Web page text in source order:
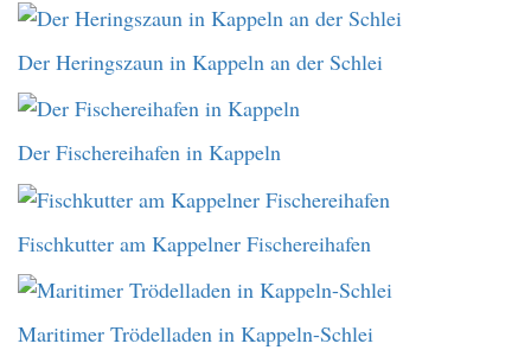
Der Heringszaun in Kappeln an der Schlei
Der Fischereihafen in Kappeln
Fischkutter am Kappelner Fischereihafen
Maritimer Trödelladen in Kappeln-Schlei